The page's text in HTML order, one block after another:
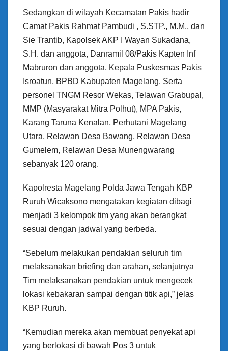
Sedangkan di wilayah Kecamatan Pakis hadir
Camat Pakis Rahmat Pambudi , S.STP., M.M., dan
Sie Trantib, Kapolsek AKP I Wayan Sukadana,
S.H. dan anggota, Danramil 08/Pakis Kapten Inf
Mabruron dan anggota, Kepala Puskesmas Pakis
Isroatun, BPBD Kabupaten Magelang. Serta
personel TNGM Resor Wekas, Telawan Grabupal,
MMP (Masyarakat Mitra Polhut), MPA Pakis,
Karang Taruna Kenalan, Perhutani Magelang
Utara, Relawan Desa Bawang, Relawan Desa
Gumelem, Relawan Desa Munengwarang
sebanyak 120 orang.
Kapolresta Magelang Polda Jawa Tengah KBP
Ruruh Wicaksono mengatakan kegiatan dibagi
menjadi 3 kelompok tim yang akan berangkat
sesuai dengan jadwal yang berbeda.
“Sebelum melakukan pendakian seluruh tim
melaksanakan briefing dan arahan, selanjutnya
Tim melaksanakan pendakian untuk mengecek
lokasi kebakaran sampai dengan titik api,” jelas
KBP Ruruh.
“Kemudian mereka akan membuat penyekat api
yang berlokasi di bawah Pos 3 untuk